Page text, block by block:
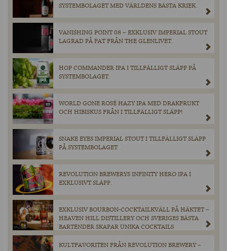
SYSTEMBOLAGET MED VÄRLDENS BÄSTA KRIEK.
VANISHING POINT 08 – EXKLUSIV IMPERIAL STOUT
LAGRAD PÅ FAT FRÅN THE GLENLIVET.
HOP COMMANDER IPA I TILLFÄLLIGT SLÄPP PÅ
SYSTEMBOLAGET.
WORLD GONE ROSÉ HAZY IPA MED DRAKFRUKT
OCH HIBISKUS FRÅN I TILLFÄLLIGT SLÄPP!
SNAKE EYES IMPERIAL STOUT I TILLFÄLLIGT SLÄPP
PÅ SYSTEMBOLAGET
REVOLUTION BREWERYS INFINITY HERO IPA I
EXKLUSIVT SLÄPP.
EXKLUSIV BOURBON-COCKTAILKVÄLL PÅ HÄKTET –
HEAVEN HILL DISTILLERY OCH SVERIGES BÄSTA
BARTENDER SKAPAR UNIKA COCKTAILS
KULTFAVORITEN FRÅN REVOLUTION BREWERY –